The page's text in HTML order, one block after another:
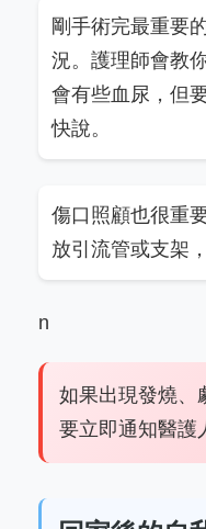
剛手術完最重要
況。護理師會教
會有些血尿，但
快說。
傷口照顧也很重
放引流管或支架
n
如果出現發燒、
要立即通知醫護